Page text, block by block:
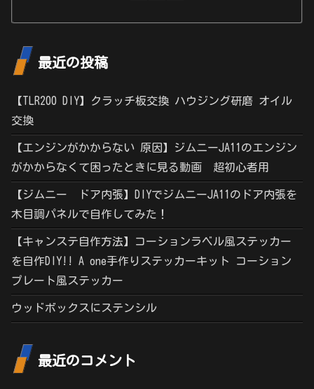
最近の投稿
【TLR200 DIY】クラッチ板交換 ハウジング研磨 オイル
交換
【エンジンがかからない 原因】ジムニーJA11のエンジン
がかからなくて困ったときに見る動画 超初心者用
【ジムニー ドア内張】DIYでジムニーJA11のドア内張を
木目調パネルで自作してみた！
【キャンステ自作方法】コーションラベル風ステッカー
を自作DIY!! A one手作りステッカーキット コーション
プレート風ステッカー
ウッドボックスにステンシル
最近のコメント